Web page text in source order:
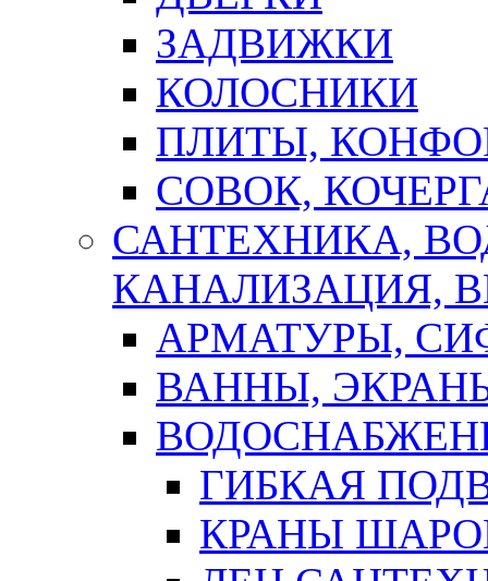
ЗАДВИЖКИ
КОЛОСНИКИ
ПЛИТЫ,
СОВОК,
САНТЕХНИКА,
КАНАЛИЗАЦИЯ,
АРМАТУРЫ,
ВАННЫ,
ГИБКАЯ
КРАНЫ